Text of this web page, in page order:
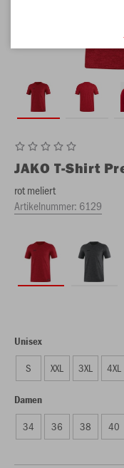
JAKO T-Shirt
rot meliert
Artikelnummer: 6129
Unisex
S XXL 3XL 4XL
Damen
34 36 38 40